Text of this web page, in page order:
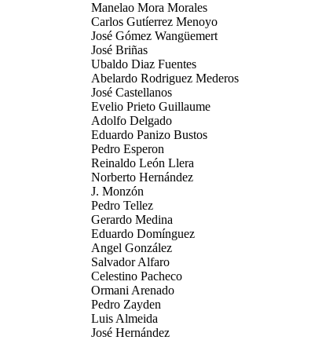
Manelao Mora Morales
Carlos Gutíerrez Menoyo
José Gómez Wangüemert
José Briñas
Ubaldo Diaz Fuentes
Abelardo Rodriguez Mederos
José Castellanos
Evelio Prieto Guillaume
Adolfo Delgado
Eduardo Panizo Bustos
Pedro Esperon
Reinaldo León Llera
Norberto Hernández
J. Monzón
Pedro Tellez
Gerardo Medina
Eduardo Domínguez
Angel González
Salvador Alfaro
Celestino Pacheco
Ormani Arenado
Pedro Zayden
Luis Almeida
José Hernández